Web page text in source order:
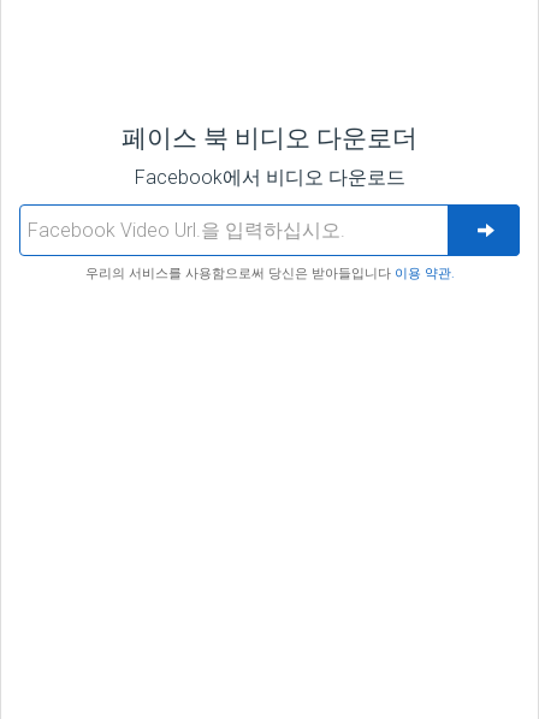
페이스 북 비디오 다운로더
Facebook에서 비디오 다운로드
우리의 서비스를 사용함으로써 당신은 받아들입니다 이용 약관.